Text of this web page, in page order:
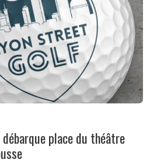
place du théâtre